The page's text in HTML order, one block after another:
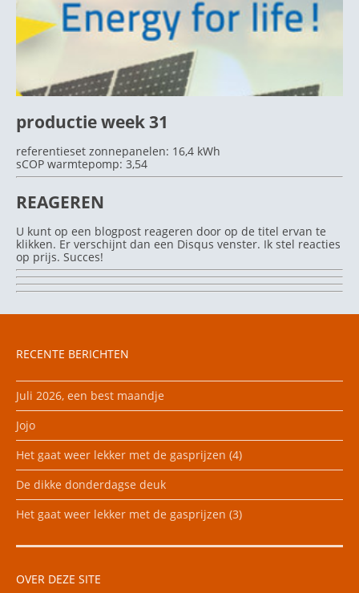
productie week 31
referentieset zonnepanelen: 16,4 kWh
sCOP warmtepomp: 3,54
REAGEREN
U kunt op een blogpost reageren door op de titel ervan te
klikken. Er verschijnt dan een Disqus venster. Ik stel reacties
op prijs. Succes!
RECENTE BERICHTEN
Juli 2026, een best maandje
Jojo
Het gaat weer lekker met de gasprijzen (4)
De dikke donderdagse deuk
Het gaat weer lekker met de gasprijzen (3)
OVER DEZE SITE